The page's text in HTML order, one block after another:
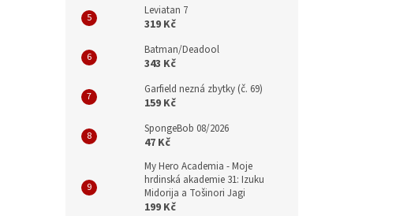
Leviatan 7
319 Kč
Batman/Deadool
343 Kč
Garfield nezná zbytky (č. 69)
159 Kč
SpongeBob 08/2026
47 Kč
My Hero Academia - Moje
hrdinská akademie 31: Izuku
Midorija a Tošinori Jagi
199 Kč